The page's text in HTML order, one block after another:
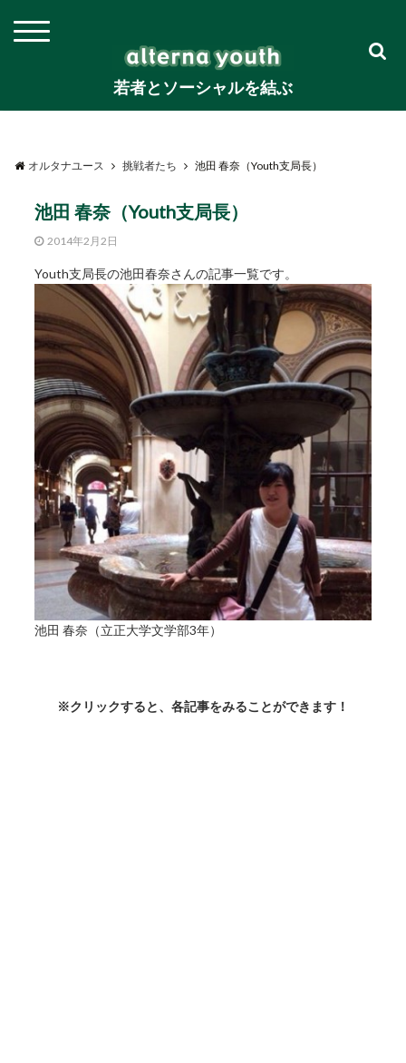
若者とソーシャルを結ぶ
オルタナユース 挑戦者たち 池田 春奈（Youth支局長）
池田 春奈（Youth支局長）
2014年2月2日
Youth支局長の池田春奈さんの記事一覧です。
池田 春奈（立正大学文学部3年）
※クリックすると、各記事をみることができます！